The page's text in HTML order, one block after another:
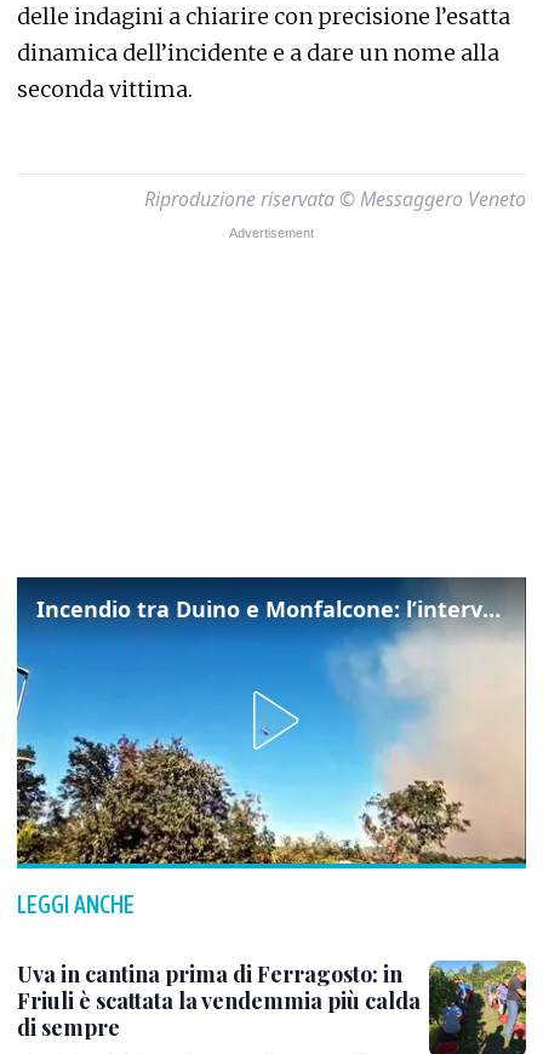
delle indagini a chiarire con precisione l’esatta
dinamica dell’incidente e a dare un nome alla
seconda vittima.
Riproduzione riservata © Messaggero Veneto
Incendio tra Duino e Monfalcone: l’intervento dei vigili del fuoco
LEGGI ANCHE
Uva in cantina prima di Ferragosto: in
Friuli è scattata la vendemmia più calda
di sempre